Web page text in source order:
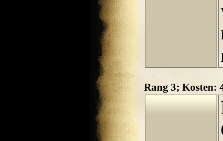
Rang 3; Kosten: